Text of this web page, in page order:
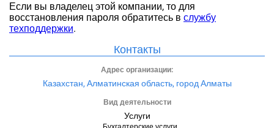
Если вы владелец этой компании, то для
восстановления пароля обратитесь в службу
техподдержки.
Контакты
Адрес организации:
Казахстан, Алматинская область, город Алматы
Вид деятельности
Услуги